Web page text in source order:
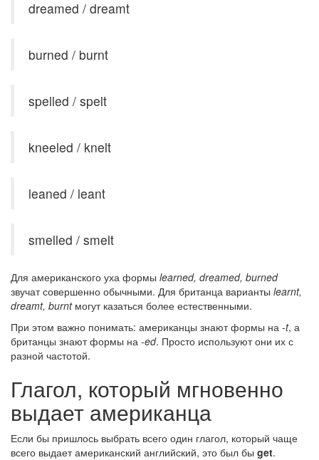
dreamed / dreamt
burned / burnt
spelled / spelt
kneeled / knelt
leaned / leant
smelled / smelt
Для американского уха формы learned, dreamed, burned
звучат совершенно обычными. Для британца варианты learnt,
dreamt, burntмогут казаться более естественными.
При этом важно понимать: американцы знают формы на -t, а
британцы знают формы на -ed. Просто используют они их с
разной частотой.
Глагол, который мгновенно
выдает американца
Если бы пришлось выбрать всего один глагол, который чаще
всего выдает американский английский, это был бы get.